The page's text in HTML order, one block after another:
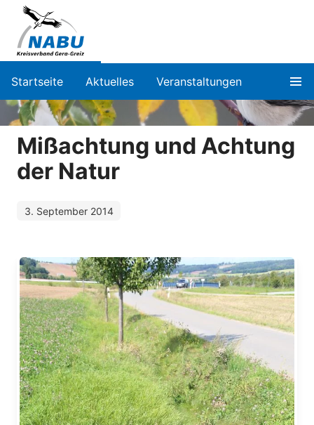
Startseite Aktuelles Veranstaltungen
Mißachtung und Achtung
der Natur
3. September 2014